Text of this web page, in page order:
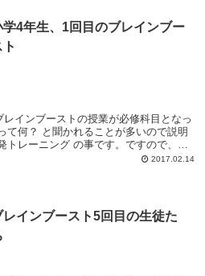
学4年生、1回目のブレインブー
ト
インブーストの授業が必修科目となっ
て何？ と聞かれることが多いので説明
レーニング の事です。ですので、最
2017.02.14
レインブースト5回目の生徒た